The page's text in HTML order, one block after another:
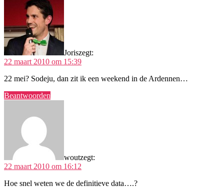
Joriszegt:
22 maart 2010 om 15:39
22 mei? Sodeju, dan zit ik een weekend in de Ardennen…
Beantwoorden
woutzegt:
22 maart 2010 om 16:12
Hoe snel weten we de definitieve data….?